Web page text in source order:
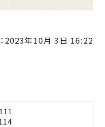
2023年10月 3日 16:22